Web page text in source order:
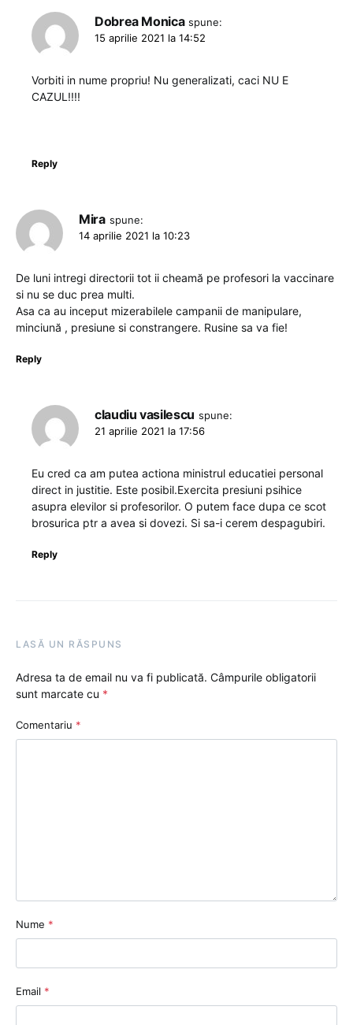
Dobrea Monica spune:
15 aprilie 2021 la 14:52
Vorbiti in nume propriu! Nu generalizati, caci NU E
CAZUL!!!!
Reply
Mira spune:
14 aprilie 2021 la 10:23
De luni intregi directorii tot ii cheamă pe profesori la vaccinare
si nu se duc prea multi.
Asa ca au inceput mizerabilele campanii de manipulare,
minciună , presiune si constrangere. Rusine sa va fie!
Reply
claudiu vasilescu spune:
21 aprilie 2021 la 17:56
Eu cred ca am putea actiona ministrul educatiei personal
direct in justitie. Este posibil.Exercita presiuni psihice
asupra elevilor si profesorilor. O putem face dupa ce scot
brosurica ptr a avea si dovezi. Si sa-i cerem despagubiri.
Reply
LASĂ UN RĂSPUNS
Adresa ta de email nu va fi publicată. Câmpurile obligatorii
sunt marcate cu *
Comentariu *
Nume *
Email *